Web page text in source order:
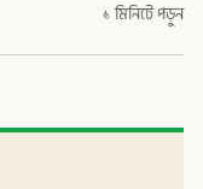
১ মিনিটে পড়ুন